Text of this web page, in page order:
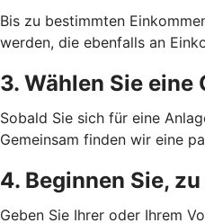
Bis zu bestimmten
werden, die ebenfalls an
3. Wählen Sie eine
Sobald Sie sich für eine
Gemeinsam finden wir eine
4. Beginnen Sie,
Geben Sie Ihrer oder Ihrem